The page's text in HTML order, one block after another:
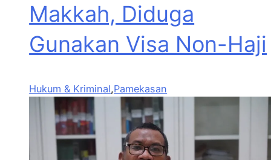
Makkah, Diduga
Gunakan Visa Non-Haji
Hukum & Kriminal,Pamekasan